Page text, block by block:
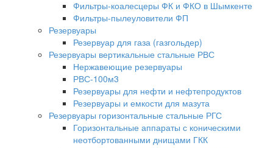
Фильтры-коалесцеры ФК и ФКО в Шымкенте
Фильтры-пылеуловители ФП
Резервуары
Резервуар для газа (газгольдер)
Резервуары вертикальные стальные РВС
Нержавеющие резервуары
РВС-100м3
Резервуары для нефти и нефтепродуктов
Резервуары и емкости для мазута
Резервуары горизонтальные стальные РГС
Горизонтальные аппараты с коническими
неотбортованными днищами ГКК